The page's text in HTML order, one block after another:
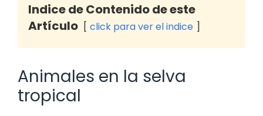
Indice de Contenido de este
Artículo
click para ver el indice
Animales en la selva
tropical